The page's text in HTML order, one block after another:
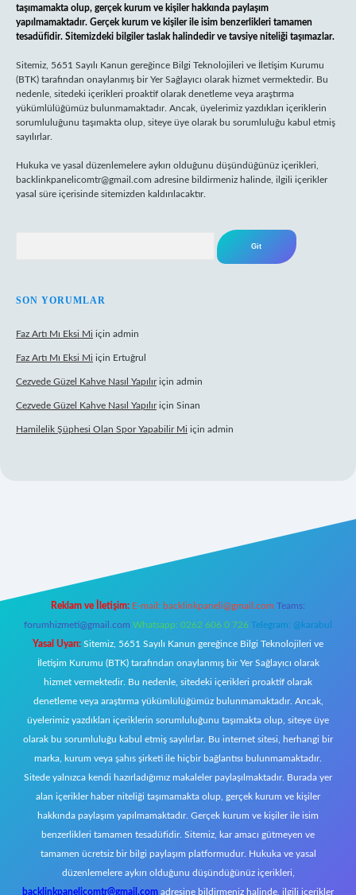
taşımamakta olup, gerçek kurum ve kişiler hakkında paylaşım
yapılmamaktadır. Gerçek kurum ve kişiler ile isim benzerlikleri tamamen
tesadüfidir. Sitemizdeki bilgiler taslak halindedir ve tavsiye niteliği taşımazlar.
Sitemiz, 5651 Sayılı Kanun gereğince Bilgi Teknolojileri ve İletişim Kurumu
(BTK) tarafından onaylanmış bir Yer Sağlayıcı olarak hizmet vermektedir. Bu
nedenle, sitedeki içerikleri proaktif olarak denetleme veya araştırma
yükümlülüğümüz bulunmamaktadır. Ancak, üyelerimiz yazdıkları içeriklerin
sorumluluğunu taşımakta olup, siteye üye olarak bu sorumluluğu kabul etmiş
sayılırlar.
Hukuka ve yasal düzenlemelere aykırı olduğunu düşündüğünüz içerikleri,
backlinkpanelicomtr@gmail.com adresine bildirmeniz halinde, ilgili içerikler
yasal süre içerisinde sitemizden kaldırılacaktır.
SON YORUMLAR
Faz Artı Mı Eksi Mi için admin
Faz Artı Mı Eksi Mi için Ertuğrul
Cezvede Güzel Kahve Nasıl Yapılıriçin admin
Cezvede Güzel Kahve Nasıl Yapılıriçin Sinan
Hamilelik Şüphesi Olan Spor Yapabilir Mi için admin
Reklam ve İletişim: E-mail: backlinkpaneli@gmail.com Teams:
forumhizmeti@gmail.com Whatsapp: 0262 606 0 726 Telegram: @karabul
Yasal Uyarı: Sitemiz, 5651 Sayılı Kanun gereğince Bilgi Teknolojileri ve
İletişim Kurumu (BTK) tarafından onaylanmış bir Yer Sağlayıcı olarak
hizmet vermektedir. Bu nedenle, sitedeki içerikleri proaktif olarak
denetleme veya araştırma yükümlülüğümüz bulunmamaktadır. Ancak,
üyelerimiz yazdıkları içeriklerin sorumluluğunu taşımakta olup, siteye üye
olarak bu sorumluluğu kabul etmiş sayılırlar. Bu internet sitesi, herhangi bir
marka, kurum veya şahıs şirketi ile hiçbir bağlantısı bulunmamaktadır.
Sitede yalnızca kendi hazırladığımız makaleler paylaşılmaktadır. Burada yer
alan içerikler haber niteliği taşımamakta olup, gerçek kurum ve kişiler
hakkında paylaşım yapılmamaktadır. Gerçek kurum ve kişiler ile isim
benzerlikleri tamamen tesadüfidir. Sitemiz, kar amacı gütmeyen ve
tamamen ücretsiz bir bilgi paylaşım platformudur. Hukuka ve yasal
düzenlemelere aykırı olduğunu düşündüğünüz içerikleri,
backlinkpanelicomtr@gmail.com adresine bildirmeniz halinde, ilgili içerikler